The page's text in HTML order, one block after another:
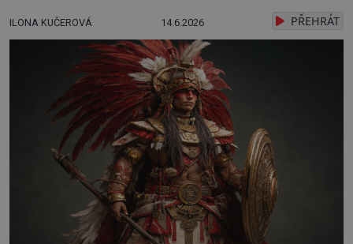
ILONA KUČEROVÁ 14.6.2026 PŘEHRÁT